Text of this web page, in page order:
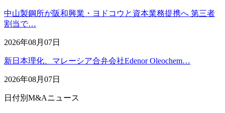
中山製鋼所が阪和興業・ヨドコウと資本業務提携へ 第三者
割当で…
2026年08月07日
新日本理化、マレーシア合弁会社Edenor Oleochem…
2026年08月07日
日付別M&Aニュース